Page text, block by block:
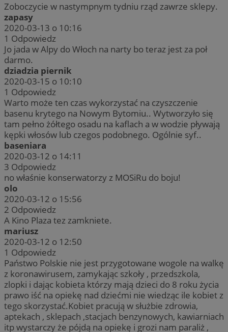
Zoboczycie w nastympnym tydniu rząd zawrze sklepy.
zapasy
2020-03-13 o 10:16
1 Odpowiedz
Jo jada w Alpy do Włoch na narty bo teraz jest za poł
darmo.
dziadzia piernik
2020-03-15 o 10:10
1 Odpowiedz
Warto może ten czas wykorzystać na czyszczenie
basenu krytego na Nowym Bytomiu.. Wytworzyło się
tam pełno żółtego osadu na kaflach a w wodzie pływają
kępki włosów lub czegos podobnego. Ogólnie syf..
baseniara
2020-03-12 o 14:11
3 Odpowiedz
no właśnie konserwatorzy z MOSiRu do boju!
olo
2020-03-12 o 15:56
2 Odpowiedz
A Kino Plaza tez zamkniete.
mariusz
2020-03-12 o 12:50
1 Odpowiedz
Państwo Polskie nie jest przygotowane wogole na walkę
z koronawirusem, zamykając szkoły , przedszkola,
zlopki i dając kobieta którzy mają dzieci do 8 roku życia
prawo iść na opiekę nad dziećmi nie wiedząc ile kobiet z
tego skorzystać.Kobiet pracują w służbie zdrowia,
aptekach , sklepach ,stacjach benzynowych, kawiarniach
itp wystarczy że pójdą na opiekę i grozi nam paraliż ,